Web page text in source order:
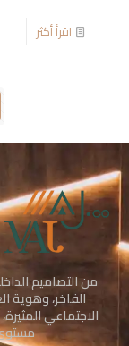
اقرأ أكثر
من التصاميم
الفاخر، وهوية
الاجتماعي